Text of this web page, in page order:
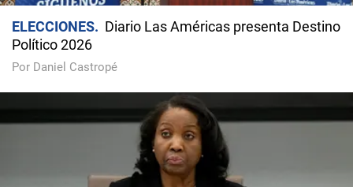
ELECCIONES
Diario Las Américas presenta Destino
Político 2026
Por Daniel Castropé